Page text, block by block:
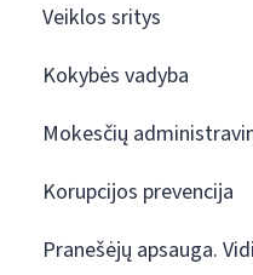
Veiklos sritys
Kokybės vadyba
Mokesčių
Korupcijos prevencija
Pranešėjų apsauga.